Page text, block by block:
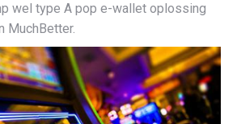
wel type A pop e-wallet oplossing
MuchBetter.